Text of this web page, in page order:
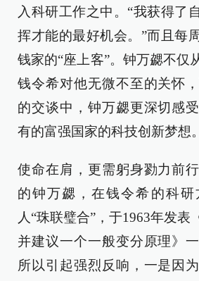
入科研工作之中。“我获得了
挥才能的最好机会。”而且每
钱家的“座上客”。钟万勰不仅
钱令希对他无微不至的关怀
的交谈中，钟万勰更深切感
有的富强国家的科技创新梦想。
使命在肩，更需躬身勠力前
的钟万勰，在钱令希的科
人“珠联璧合”，于1963年发表
并建议一个一般变分原理》
所以引起强烈反响，一是因